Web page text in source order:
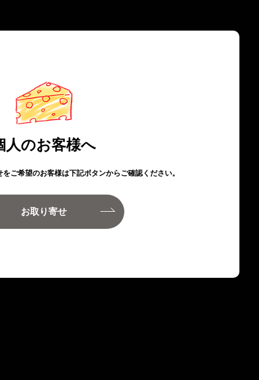
人のお客様へ
ご希望のお客様は下記ボタンからご確認ください。
お取り寄せ